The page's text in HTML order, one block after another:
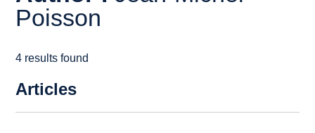
Poisson
4 results found
Articles